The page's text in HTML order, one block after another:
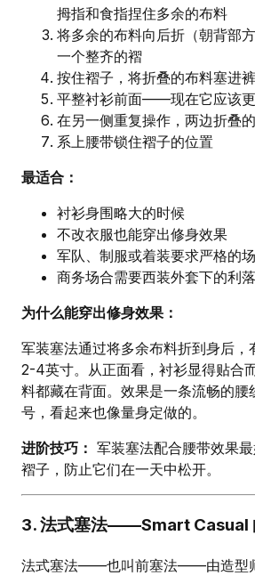
拇指和食指捏住多余的布料
将多余的布料向后折（朝背部
一个整齐的褶
按住褶子，将折叠的布料塞进
平整衬衫前面——现在它应该
在另一侧重复操作，两边折叠
系上腰带锁住褶子的位置
最适合：
衬衫身围略大的时候
不改衣服也能穿出修身效果
军队、制服或着装要求严格的
商务场合需要西装外套下的利
为什么能穿出修身效果：
军装塞法通过将多余布料折到身后，
2-4英寸。从正面看，衬衫显得贴合
料都藏在背面。效果是一条流畅的腰
号，看起来也像量身定做的。
进阶技巧： 军装塞法配合腰带效果
褶子，防止它们在一天中松开。
3. 法式塞法——Smart Casual
法式塞法——也叫前塞法——由造型